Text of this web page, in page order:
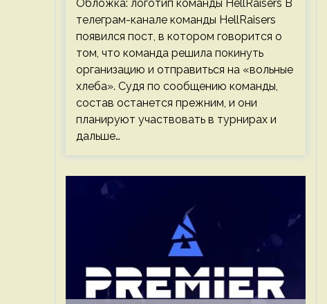
Обложка: логотип команды HellRaisers В
телеграм-канале команды HellRaisers
появился пост, в котором говорится о
том, что команда решила покинуть
организацию и отправиться на «вольные
хлеба». Судя по сообщению команды,
состав останется прежним, и они
планируют участвовать в турнирах и
дальше…